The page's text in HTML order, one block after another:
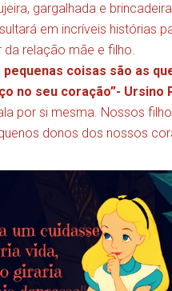
gargalhada e
em incríveis histórias
da relação mãe e filho.
pequenas coisas são as
no seu coração”- Ursino
por si mesma. Nossos
donos dos nossos